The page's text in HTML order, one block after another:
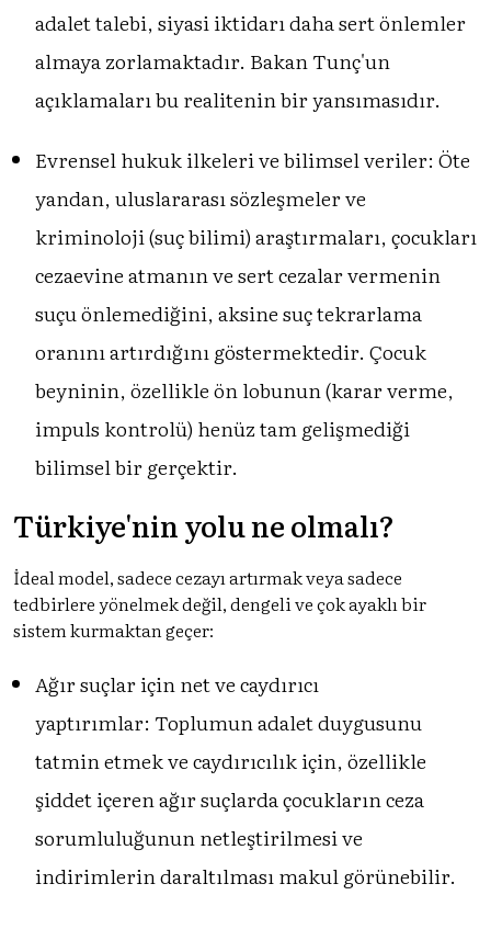
adalet talebi, siyasi iktidarı daha sert önlemler
almaya zorlamaktadır. Bakan Tunç'un
açıklamaları bu realitenin bir yansımasıdır.
Evrensel hukuk ilkeleri ve bilimsel veriler: Öte
yandan, uluslararası sözleşmeler ve
kriminoloji (suç bilimi) araştırmaları, çocukları
cezaevine atmanın ve sert cezalar vermenin
suçu önlemediğini, aksine suç tekrarlama
oranını artırdığını göstermektedir. Çocuk
beyninin, özellikle ön lobunun (karar verme,
impuls kontrolü) henüz tam gelişmediği
bilimsel bir gerçektir.
Türkiye'nin yolu ne olmalı?
İdeal model, sadece cezayı artırmak veya sadece
tedbirlere yönelmek değil, dengeli ve çok ayaklı bir
sistem kurmaktan geçer:
Ağır suçlar için net ve caydırıcı
yaptırımlar: Toplumun adalet duygusunu
tatmin etmek ve caydırıcılık için, özellikle
şiddet içeren ağır suçlarda çocukların ceza
sorumluluğunun netleştirilmesi ve
indirimlerin daraltılması makul görünebilir.